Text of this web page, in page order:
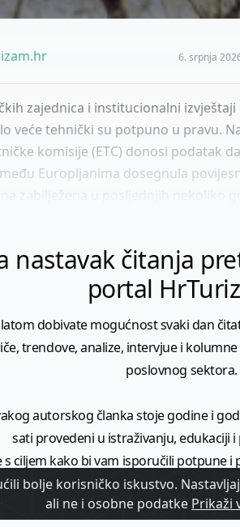
6. srpnja
zajednica i institucionalni
veće tehnički su potpuno u pravu.
komisije (ETC) donosi podatak
Europljanima dosegnula
nastavak čitanja
portal
dobivate mogućnost svaki dan
trendove, analize, intervjue i
poslovnog sektora.
autorskog članka stoje godine i
sati provedeni u istraživanju, edukaciji
s ciljem kako bi vam isporučili potpune
donijeli širi kontekst turističkih
bolje korisničko iskustvo.
ali ne i osobne podatke Prikaži